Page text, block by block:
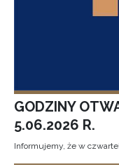
GODZINY
5.06.2026 R.
Informujemy, że w